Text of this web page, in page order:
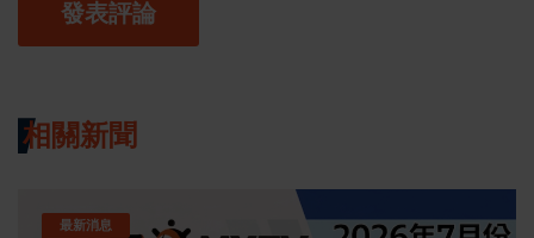
發表評論
相關新聞
最新消息